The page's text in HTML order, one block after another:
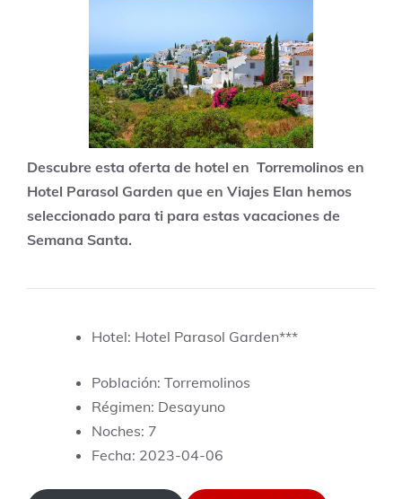
Descubre esta oferta de hotel en Torremolinos en
Hotel Parasol Garden que en Viajes Elan hemos
seleccionado para ti para estas vacaciones de
Semana Santa.
Hotel: Hotel Parasol Garden***
Población: Torremolinos
Régimen: Desayuno
Noches: 7
Fecha: 2023-04-06